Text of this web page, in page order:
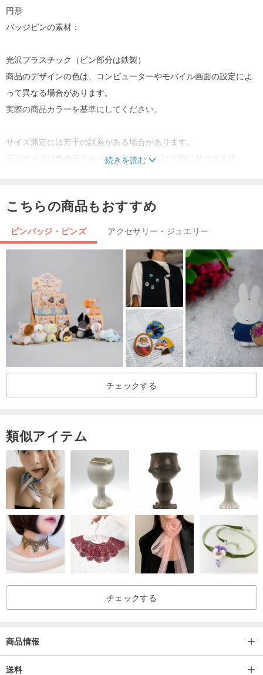
円形
バッジピンの素材：
光沢プラスチック（ピン部分は鉄製）
商品のデザインの色は、コンピューターやモバイル画面の設定によ
って異なる場合があります。
実際の商品カラーを基準にしてください。
サイズ測定には若干の誤差がある場合があります。
表記サイズは参考用であり、実際のサイズは実物に基づきます。
様の手の届かない場所に保管してください。）
台湾製
続きを読む
こちらの商品もおすすめ
ピンバッジ・ピンズ アクセサリー・ジュエリー
チェックする
類似アイテム
チェックする
商品情報
送料